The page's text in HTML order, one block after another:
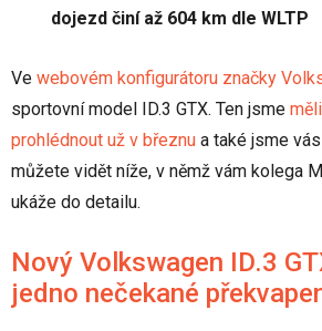
dojezd činí až 604 km dle WLTP
Ve webovém konfigurátoru značky
sportovní model ID.3 GTX. Ten jsme
prohlédnout už v březnu a také jsme
můžete vidět níže, v němž vám kolega
ukáže do detailu.
Nový Volkswagen ID.3
jedno nečekané